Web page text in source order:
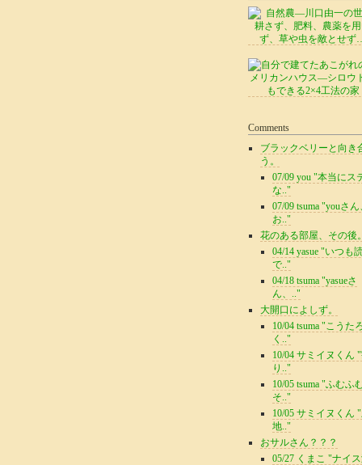
Comments
ブラックベリーと向き
う。
07/09 you "本当にス
な.."
07/09 tsuma "youさん
お.."
花のある部屋、その後。
04/14 yasue "いつも
で.."
04/18 tsuma "yasueさ
ん、.."
大開口によしず。
10/04 tsuma "こうた
く.."
10/04 サミイヌくん "
り.."
10/05 tsuma "ふむふむ
そ.."
10/05 サミイヌくん
地.."
おサルさん？？？
05/27 くまこ "ナイ